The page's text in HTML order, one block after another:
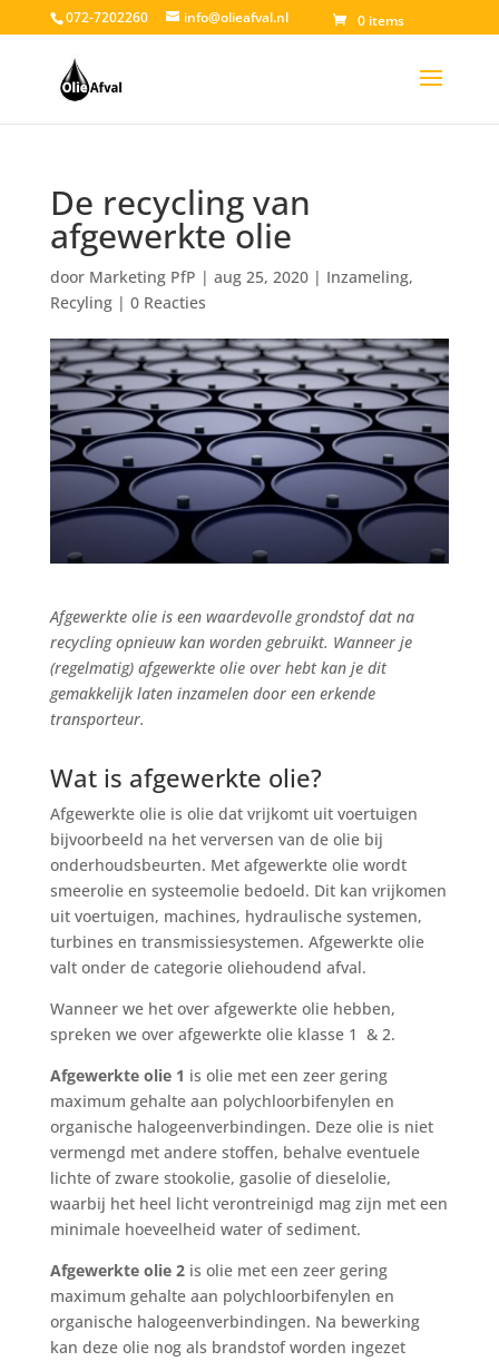
072-7202260 info@olieafval.nl 0 items
De recycling van
afgewerkte olie
door Marketing PfP | aug 25, 2020| Inzameling,
Recyling| 0 Reacties
Afgewerkte olie is een waardevolle grondstof dat na
recycling opnieuw kan worden gebruikt. Wanneer je
(regelmatig) afgewerkte olie over hebt kan je dit
gemakkelijk laten inzamelen door een erkende
transporteur.
Wat is afgewerkte olie?
Afgewerkte olie is olie dat vrijkomt uit voertuigen
bijvoorbeeld na het verversen van de olie bij
onderhoudsbeurten. Met afgewerkte olie wordt
smeerolie en systeemolie bedoeld. Dit kan vrijkomen
uit voertuigen, machines, hydraulische systemen,
turbines en transmissiesystemen. Afgewerkte olie
valt onder de categorie oliehoudend afval.
Wanneer we het over afgewerkte olie hebben,
spreken we over afgewerkte olie klasse 1 & 2.
Afgewerkte olie 1 is olie met een zeer gering
maximum gehalte aan polychloorbifenylen en
organische halogeenverbindingen. Deze olie is niet
vermengd met andere stoffen, behalve eventuele
lichte of zware stookolie, gasolie of dieselolie,
waarbij het heel licht verontreinigd mag zijn met een
minimale hoeveelheid water of sediment.
Afgewerkte olie 2is olie met een zeer gering
maximum gehalte aan polychloorbifenylen en
organische halogeenverbindingen. Na bewerking
kan deze olie nog als brandstof worden ingezet